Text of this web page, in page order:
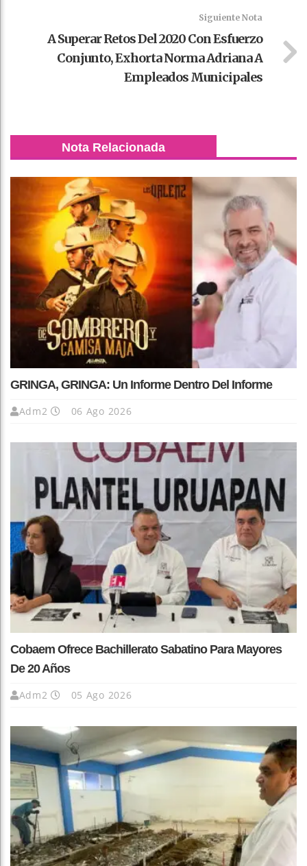
Siguiente Nota
A Superar Retos Del 2020 Con Esfuerzo
Conjunto, Exhorta Norma Adriana A
Empleados Municipales
Nota Relacionada
GRINGA, GRINGA: Un Informe Dentro Del Informe
Adm2 06 Ago 2026
Cobaem Ofrece Bachillerato Sabatino Para Mayores
De 20 Años
Adm2 05 Ago 2026